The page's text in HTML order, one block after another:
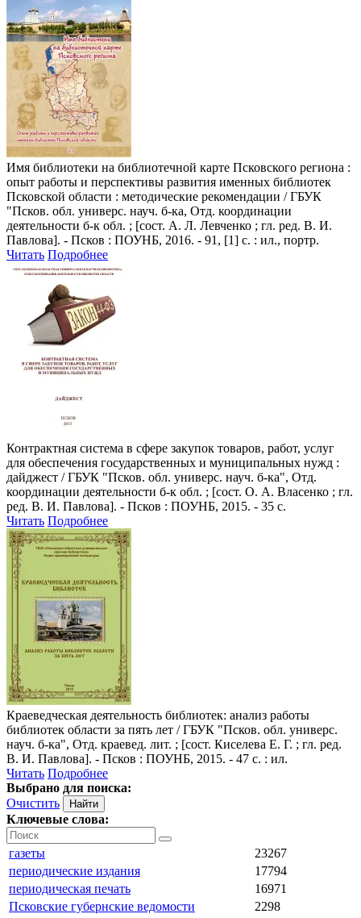
Имя библиотеки на библиотечной карте Псковского региона :
опыт работы и перспективы развития именных библиотек
Псковской области : методические рекомендации / ГБУК
"Псков. обл. универс. науч. б-ка, Отд. координации
деятельности б-к обл. ; [сост. А. Л. Левченко ; гл. ред. В. И.
Павлова]. - Псков : ПОУНБ, 2016. - 91, [1] с. : ил., портр.
Читать Подробнее
Контрактная система в сфере закупок товаров, работ, услуг
для обеспечения государственных и муниципальных нужд :
дайджест / ГБУК "Псков. обл. универс. науч. б-ка", Отд.
координации деятельности б-к обл. ; [сост. О. А. Власенко ; гл.
ред. В. И. Павлова]. - Псков : ПОУНБ, 2015. - 35 с.
Читать Подробнее
Краеведческая деятельность библиотек: анализ работы
библиотек области за пять лет / ГБУК "Псков. обл. универс.
науч. б-ка", Отд. краевед. лит. ; [сост. Киселева Е. Г. ; гл. ред.
В. И. Павлова]. - Псков : ПОУНБ, 2015. - 47 с. : ил.
Читать Подробнее
Выбрано для поиска:
Очистить
Ключевые слова:
газеты
23267
периодические издания
17794
периодическая печать
16971
Псковские губернские ведомости
2298